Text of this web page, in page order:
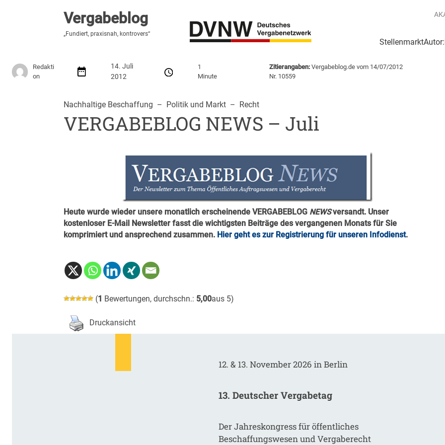
Vergabeblog
„Fundiert, praxisnah, kontrovers“
Stellenmarkt
Vergabeblog
„Hier lesen Sie es zuerst“
Redakti
on
14. Juli
2012
1
Minute
Zitierangaben: Vergabeblog.de vom 14/07/2012
Nr. 10559
Nachhaltige Beschaffung
  –
Politik und Markt
  –
Recht
VERGABEBLOG NEWS – Juli
Heute wurde wieder unsere monatlich erscheinende VERGABEBLOG NEWSversandt. Unser
kostenloser E-Mail Newsletter fasst die wichtigsten Beiträge des vergangenen Monats für Sie
komprimiert und ansprechend zusammen. Hier geht es zur Registrierung für unseren Infodienst.
(1 Bewertungen, durchschn.: 5,00aus 5)
Druckansicht
12. & 13. November 2026 in Berlin
13. Deutscher Vergabetag
Der Jahreskongress für öffentliches
Beschaffungswesen und Vergaberecht